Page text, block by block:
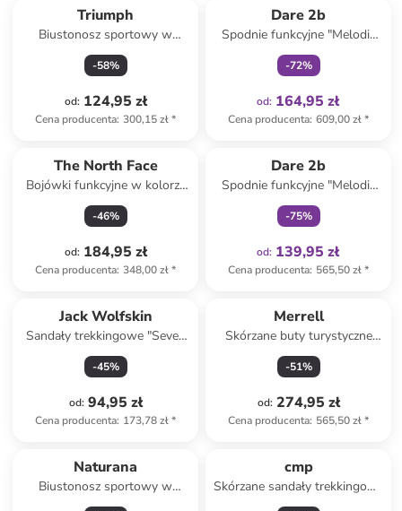
Triumph
Biustonosz sportowy w
kolorze turkusowym
-58%
od: 124,95 zł
Cena producenta: 300,15 zł*
Dare 2b
Spodnie funkcyjne "Melodic
Pro" w kolorze czarnym
-72%
od: 164,95 zł
Cena producenta: 609,00 zł*
The North Face
Bojówki funkcyjne w kolorze
czarnym
-46%
od: 184,95 zł
Cena producenta: 348,00 zł*
Dare 2b
Spodnie funkcyjne "Melodic
Pro II" w kolorze czarnym
-75%
od: 139,95 zł
Cena producenta: 565,50 zł*
Jack Wolfskin
Sandały trekkingowe "Seven
Seas" w kolorze granatowym
-45%
od: 94,95 zł
Cena producenta: 173,78 zł*
Merrell
Skórzane buty turystyczne
"Accentor 3" w kolorze
jasnobrązowym
-51%
od: 274,95 zł
Cena producenta: 565,50 zł*
Naturana
Biustonosz sportowy w
kolorze szarym
cmp
Skórzane sandały trekkingowe
"Almaak" w kolorze